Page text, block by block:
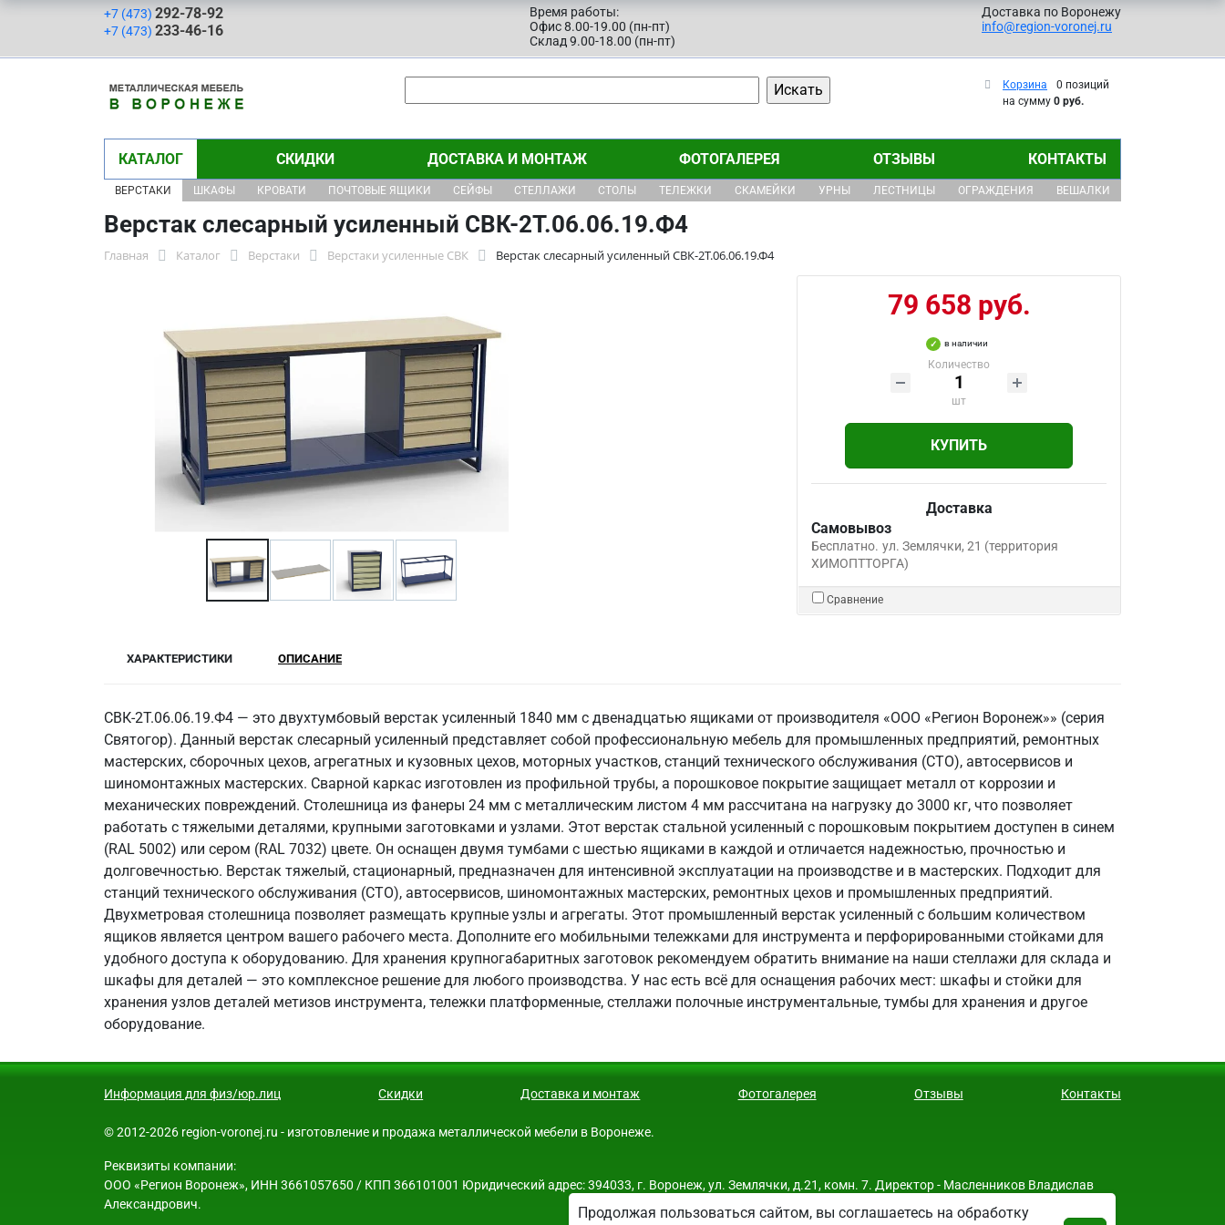
+7 (473) 292-78-92
+7 (473) 233-46-16
Время работы:
Офис 8.00-19.00 (пн-пт)
Склад 9.00-18.00 (пн-пт)
Доставка по Воронежу
info@region-voronej.ru
Корзина
0 позиций
на сумму 0 руб.
КАТАЛОГ СКИДКИ ДОСТАВКА И МОНТАЖ ФОТОГАЛЕРЕЯ ОТЗЫВЫ КОНТАКТЫ
ВЕРСТАКИ ШКАФЫ КРОВАТИ ПОЧТОВЫЕ ЯЩИКИ СЕЙФЫ СТЕЛЛАЖИ СТОЛЫ ТЕЛЕЖКИ СКАМЕЙКИ УРНЫ ЛЕСТНИЦЫ ОГРАЖДЕНИЯ ВЕШАЛКИ
Верстак слесарный усиленный СВК-2Т.06.06.19.Ф4
Главная Каталог Верстаки Верстаки усиленные СВК Верстак слесарный усиленный СВК-2Т.06.06.19.Ф4
79 658 руб.
в наличии
Количество
шт
КУПИТЬ
Доставка
Самовывоз
Бесплатно. ул. Землячки, 21 (территория
ХИМОПТТОРГА)
Сравнение
ХАРАКТЕРИСТИКИ ОПИСАНИЕ
СВК-2Т.06.06.19.Ф4 — это двухтумбовый верстак усиленный 1840 мм с двенадцатью ящиками от производителя «ООО «Регион Воронеж»» (серия
Святогор). Данный верстак слесарный усиленный представляет собой профессиональную мебель для промышленных предприятий, ремонтных
мастерских, сборочных цехов, агрегатных и кузовных цехов, моторных участков, станций технического обслуживания (СТО), автосервисов и
шиномонтажных мастерских. Сварной каркас изготовлен из профильной трубы, а порошковое покрытие защищает металл от коррозии и
механических повреждений. Столешница из фанеры 24 мм с металлическим листом 4 мм рассчитана на нагрузку до 3000 кг, что позволяет
работать с тяжелыми деталями, крупными заготовками и узлами. Этот верстак стальной усиленный с порошковым покрытием доступен в синем
(RAL 5002) или сером (RAL 7032) цвете. Он оснащен двумя тумбами с шестью ящиками в каждой и отличается надежностью, прочностью и
долговечностью. Верстак тяжелый, стационарный, предназначен для интенсивной эксплуатации на производстве и в мастерских. Подходит для
станций технического обслуживания (СТО), автосервисов, шиномонтажных мастерских, ремонтных цехов и промышленных предприятий.
Двухметровая столешница позволяет размещать крупные узлы и агрегаты. Этот промышленный верстак усиленный с большим количеством
ящиков является центром вашего рабочего места. Дополните его мобильными тележками для инструмента и перфорированными стойками для
удобного доступа к оборудованию. Для хранения крупногабаритных заготовок рекомендуем обратить внимание на наши стеллажи для склада и
шкафы для деталей — это комплексное решение для любого производства. У нас есть всё для оснащения рабочих мест: шкафы и стойки для
хранения узлов деталей метизов инструмента, тележки платформенные, стеллажи полочные инструментальные, тумбы для хранения и другое
оборудование.
Информация для физ/юр.лиц Скидки Доставка и монтаж Фотогалерея Отзывы Контакты
© 2012-2026 region-voronej.ru - изготовление и продажа металлической мебели в Воронеже.
Реквизиты компании:
ООО «Регион Воронеж», ИНН 3661057650 / КПП 366101001 Юридический адрес: 394033, г. Воронеж, ул. Землячки, д.21, комн. 7. Директор - Масленников Владислав
Александрович.
Продолжая пользоваться сайтом, вы соглашаетесь на обработку